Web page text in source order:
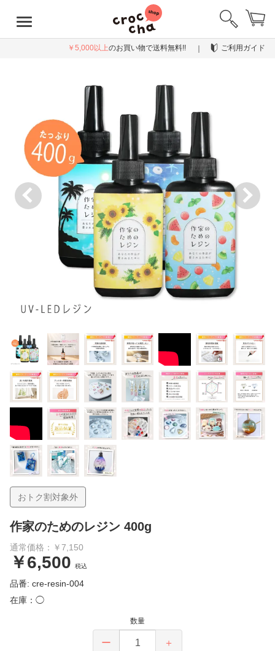
￥5,000以上のお買い物で送料無料!! ご利用ガイド
おトク割対象外
作家のためのレジン 400g
通常価格：￥7,150
￥6,500 税込
品番: cre-resin-004
在庫：◯
数量
ー ＋